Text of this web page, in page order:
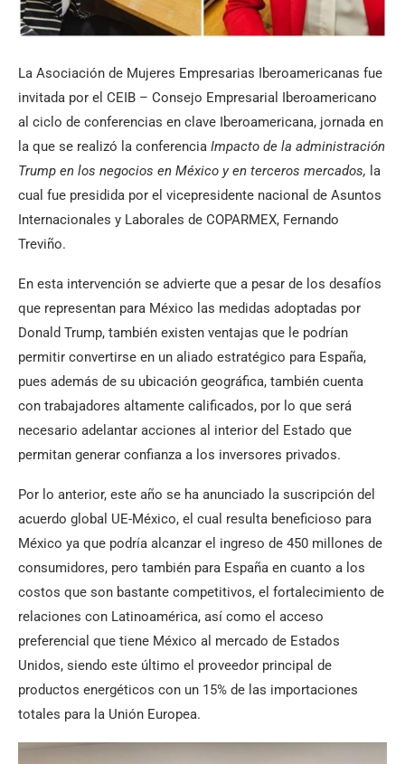
La Asociación de Mujeres Empresarias Iberoamericanas fue
invitada por el CEIB – Consejo Empresarial Iberoamericano
al ciclo de conferencias en clave Iberoamericana, jornada en
la que se realizó la conferencia Impacto de la administración
Trump en los negocios en México y en terceros mercados, la
cual fue presidida por el vicepresidente nacional de Asuntos
Internacionales y Laborales de COPARMEX, Fernando
Treviño.
En esta intervención se advierte que a pesar de los desafíos
que representan para México las medidas adoptadas por
Donald Trump, también existen ventajas que le podrían
permitir convertirse en un aliado estratégico para España,
pues además de su ubicación geográfica, también cuenta
con trabajadores altamente calificados, por lo que será
necesario adelantar acciones al interior del Estado que
permitan generar confianza a los inversores privados.
Por lo anterior, este año se ha anunciado la suscripción del
acuerdo global UE-México, el cual resulta beneficioso para
México ya que podría alcanzar el ingreso de 450 millones de
consumidores, pero también para España en cuanto a los
costos que son bastante competitivos, el fortalecimiento de
relaciones con Latinoamérica, así como el acceso
preferencial que tiene México al mercado de Estados
Unidos, siendo este último el proveedor principal de
productos energéticos con un 15% de las importaciones
totales para la Unión Europea.